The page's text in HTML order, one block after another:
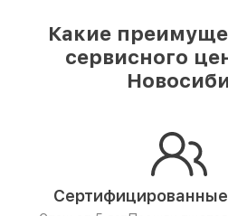
Какие
сервисного